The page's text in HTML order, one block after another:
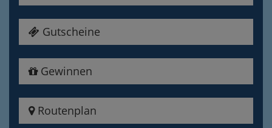
Gutscheine
Gewinnen
Routenplan